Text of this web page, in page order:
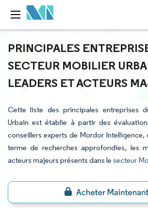
PRINCIPALES
SECTEUR MOBILIER
LEADERS ET ACTEURS
Cette liste des principales entreprises
Urbain est établie à partir des
conseillers experts de Mordor
terme de recherches approfondies, les
acteurs majeurs présents dans le secteur